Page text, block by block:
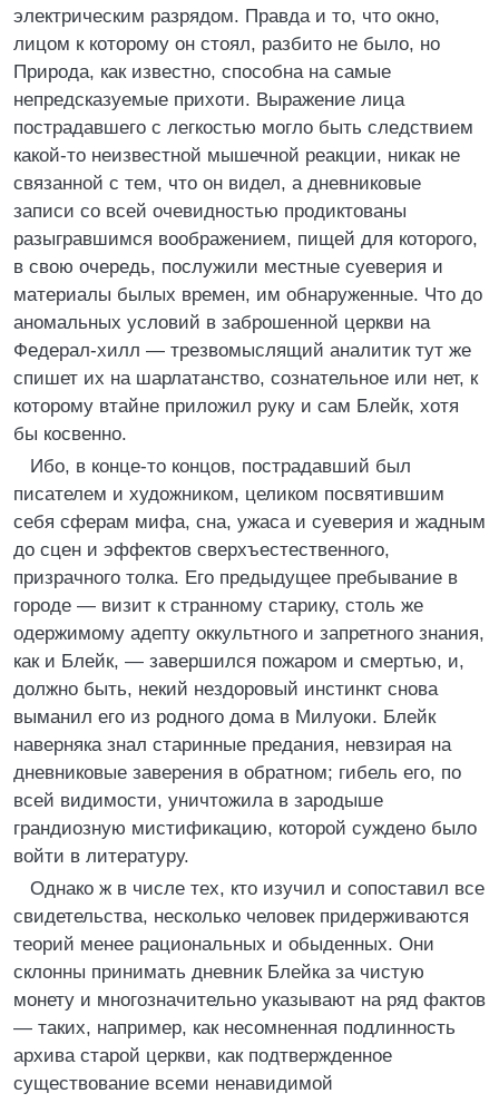
электрическим разрядом. Правда и то, что окно,
лицом к которому он стоял, разбито не было, но
Природа, как известно, способна на самые
непредсказуемые прихоти. Выражение лица
пострадавшего с легкостью могло быть следствием
какой-то неизвестной мышечной реакции, никак не
связанной с тем, что он видел, а дневниковые
записи со всей очевидностью продиктованы
разыгравшимся воображением, пищей для которого,
в свою очередь, послужили местные суеверия и
материалы былых времен, им обнаруженные. Что до
аномальных условий в заброшенной церкви на
Федерал-хилл — трезвомыслящий аналитик тут же
спишет их на шарлатанство, сознательное или нет, к
которому втайне приложил руку и сам Блейк, хотя
бы косвенно.
Ибо, в конце-то концов, пострадавший был
писателем и художником, целиком посвятившим
себя сферам мифа, сна, ужаса и суеверия и жадным
до сцен и эффектов сверхъестественного,
призрачного толка. Его предыдущее пребывание в
городе — визит к странному старику, столь же
одержимому адепту оккультного и запретного знания,
как и Блейк, — завершился пожаром и смертью, и,
должно быть, некий нездоровый инстинкт снова
выманил его из родного дома в Милуоки. Блейк
наверняка знал старинные предания, невзирая на
дневниковые заверения в обратном; гибель его, по
всей видимости, уничтожила в зародыше
грандиозную мистификацию, которой суждено было
войти в литературу.
Однако ж в числе тех, кто изучил и сопоставил все
свидетельства, несколько человек придерживаются
теорий менее рациональных и обыденных. Они
склонны принимать дневник Блейка за чистую
монету и многозначительно указывают на ряд фактов
— таких, например, как несомненная подлинность
архива старой церкви, как подтвержденное
существование всеми ненавидимой